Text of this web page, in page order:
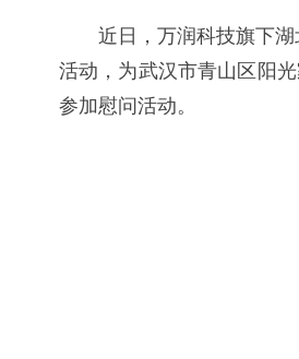
近日，万润科技旗下湖北
活动，为武汉市青山区阳
参加慰问活动。